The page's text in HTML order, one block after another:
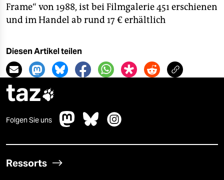
Frame“ von 1988, ist bei Filmgalerie 451 erschienen
und im Handel ab rund 17 € erhältlich
Diesen Artikel teilen
taz
Folgen Sie uns
Ressorts